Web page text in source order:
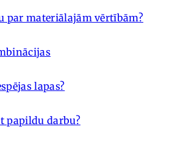
par materiālajām vērtībām?
lapas?
papildu darbu?